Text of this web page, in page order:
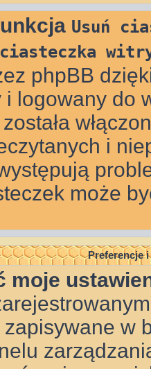
Usuń
ciasteczka
phpBB
logowany do
i
może
Preferencje
moje
w